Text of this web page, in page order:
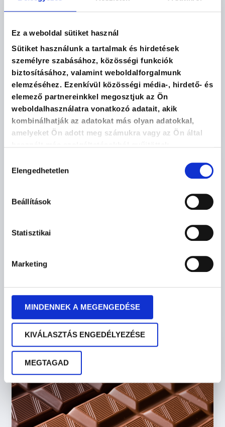
Ez a weboldal sütiket használ
Sütiket használunk a tartalmak és hirdetések
személyre szabásához, közösségi funkciók
biztosításához, valamint weboldalforgalmunk
elemzéséhez. Ezenkívül közösségi média-, hirdető- és
elemező partnereinkkel megosztjuk az Ön
weboldalhasználatra vonatkozó adatait, akik
kombinálhatják az adatokat más olyan adatokkal,
amelyeket Ön adott meg számukra vagy az Ön által
kiválasztása
Elengedhetetlen
Beállítások
Statisztikai
Marketing
MINDENNEK A MEGENGEDÉSE
KIVÁLASZTÁS ENGEDÉLYEZÉSE
MEGTAGAD
Power BI képzés
MEGNÉZEM